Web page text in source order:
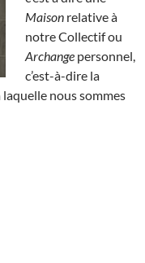
Maison relative à
notre Collectif ou
Archange personnel,
c’est-à-dire la
nous sommes